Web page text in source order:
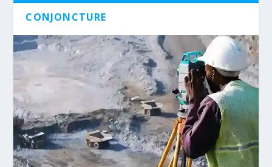
CONJONCTURE